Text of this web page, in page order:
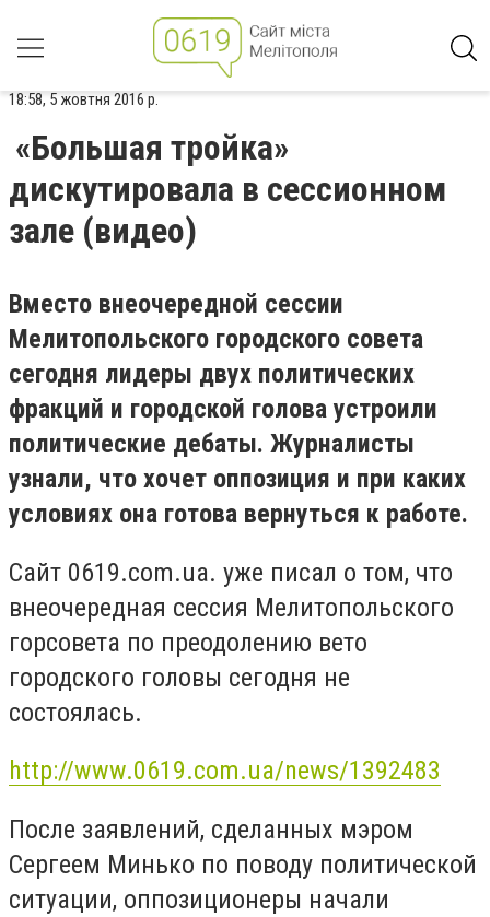
18:58, 5 жовтня 2016 р.
«Большая тройка»
дискутировала в сессионном
зале (видео)
Вместо внеочередной сессии
Мелитопольского городского совета
сегодня лидеры двух политических
фракций и городской голова устроили
политические дебаты. Журналисты
узнали, что хочет оппозиция и при каких
условиях она готова вернуться к работе.
Сайт 0619.com.ua. уже писал о том, что
внеочередная сессия Мелитопольского
горсовета по преодолению вето
городского головы сегодня не
состоялась.
http://www.0619.com.ua/news/1392483
После заявлений, сделанных мэром
Сергеем Минько по поводу политической
ситуации, оппозиционеры начали